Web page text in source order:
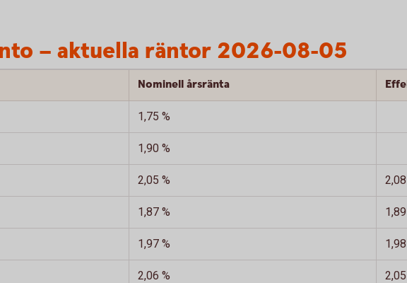
– aktuella räntor 2026-08-05
Nominell årsränta
1,75 %
1,90 %
2,05 %
1,87 %
1,97 %
2,06 %